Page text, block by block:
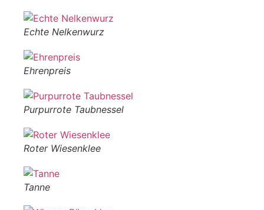
Echte Nelkenwurz
Ehrenpreis
Purpurrote Taubnessel
Roter Wiesenklee
Tanne